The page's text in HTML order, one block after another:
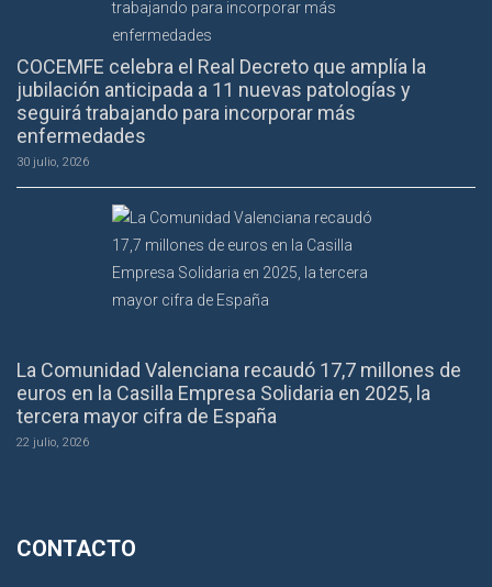
COCEMFE celebra el Real Decreto que amplía la
jubilación anticipada a 11 nuevas patologías y
seguirá trabajando para incorporar más
enfermedades
30 julio, 2026
La Comunidad Valenciana recaudó 17,7 millones de
euros en la Casilla Empresa Solidaria en 2025, la
tercera mayor cifra de España
22 julio, 2026
CONTACTO